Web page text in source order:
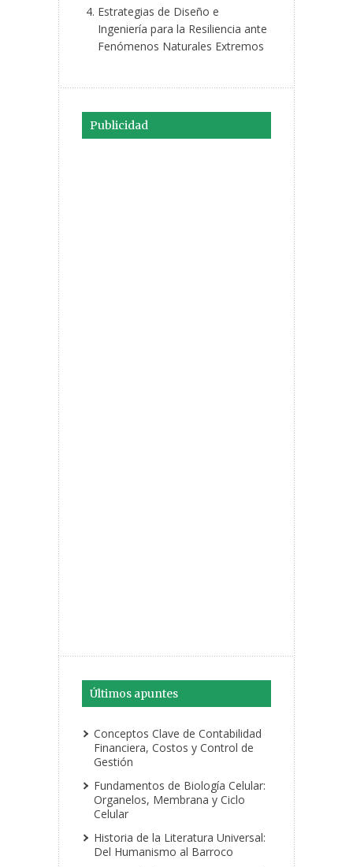
Estrategias de Diseño e
Ingeniería para la Resiliencia ante
Fenómenos Naturales Extremos
Publicidad
Últimos apuntes
Conceptos Clave de Contabilidad
Financiera, Costos y Control de
Gestión
Fundamentos de Biología Celular:
Organelos, Membrana y Ciclo
Celular
Historia de la Literatura Universal:
Del Humanismo al Barroco